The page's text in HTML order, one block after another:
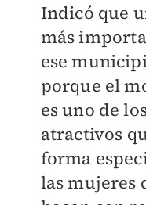
Indicó que
más
ese
porque el
es uno de
atractivos
forma
las mujeres